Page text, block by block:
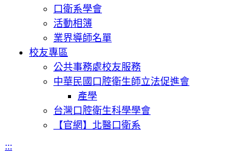
口衛系學會
活動相簿
業界導師名單
校友專區
公共事務處校友服務
中華民國口腔衛生師立法促進會
產學
台灣口腔衛生科學學會
【官網】北醫口衛系
:::